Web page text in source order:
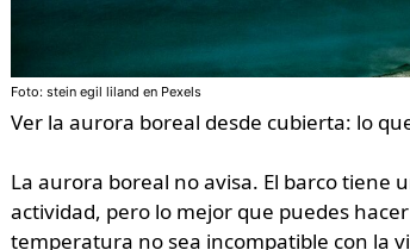
Foto: stein egil liland en Pexels
Ver la aurora boreal desde cubierta: lo
La aurora boreal no avisa. El barco tiene
actividad, pero lo mejor que puedes
temperatura no sea incompatible con la